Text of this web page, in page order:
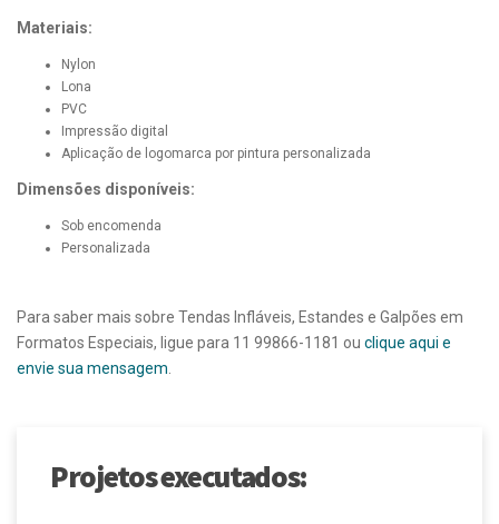
Materiais:
Nylon
Lona
PVC
Impressão digital
Aplicação de logomarca por pintura personalizada
Dimensões disponíveis:
Sob encomenda
Personalizada
Para saber mais sobre Tendas Infláveis, Estandes e Galpões em
Formatos Especiais, ligue para 11 99866-1181 ou clique aqui e
envie sua mensagem
Projetos executados: